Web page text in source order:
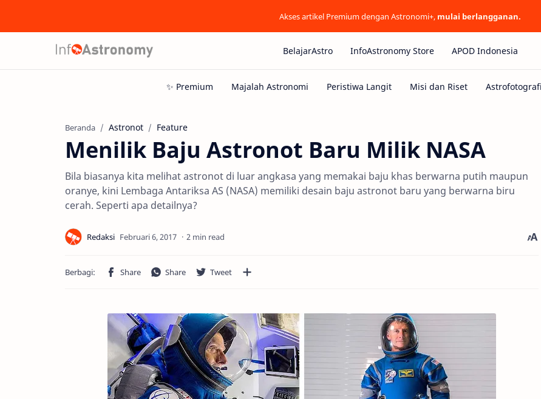
Akses artikel Premium dengan Astronomi+, mulai berlangganan.
BelajarAstro InfoAstronomy Store APOD Indonesia
Beranda Astronot Feature
Menilik Baju Astronot Baru Milik NASA
Bila biasanya kita melihat astronot di luar angkasa yang memakai baju khas berwarna putih maupun
oranye, kini Lembaga Antariksa AS (NASA) memiliki desain baju astronot baru yang berwarna biru
cerah. Seperti apa detailnya?
2 min read